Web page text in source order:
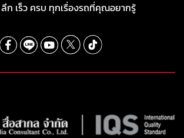
ลึก เร็ว ครบ ทุกเรื่องรถที่คุณอยากรู้